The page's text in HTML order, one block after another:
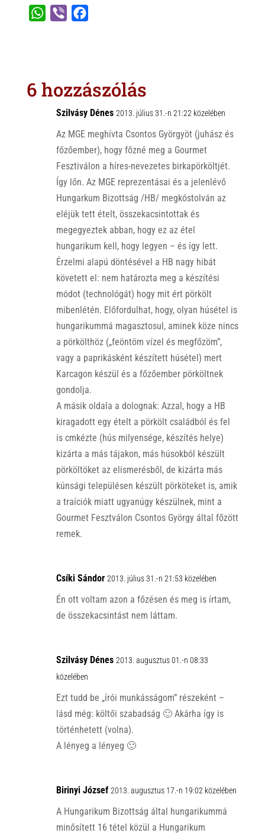
A
o
o
6 hozzászólás
Szilvásy Dénes 2013. július 31.-n 21:22 közelében
Az MGE meghívta Csontos Györgyöt (juhász és
főzőember), hogy főzné meg a Gourmet
Fesztiválon a híres-nevezetes birkapörköltjét.
Így lőn. Az MGE reprezentásai és a jelenlévő
Hungarkum Bizottság /HB/ megkóstolván az
eléjük tett ételt, összekacsintottak és
megegyeztek abban, hogy ez az étel
hungarikum kell, hogy legyen – és így lett.
Érzelmi alapú döntésével a HB nagy hibát
követett el: nem határozta meg a készítési
módot (technológát) hogy mit ért pörkölt
mibenlétén. Előfordulhat, hogy, olyan húsétel is
hungarikummá magasztosul, aminek köze nincs
a pörkölthöz („feöntöm vízel és megfőzöm”,
vagy a paprikásként készített húsétel) mert
Karcagon készül és a főzőember pörköltnek
gondolja.
A másik oldala a dolognak: Azzal, hogy a HB
kiragadott egy ételt a pörkölt családból és fel
is cmkézte (hús milyensége, készítés helye)
kizárta a más tájakon, más húsokból készült
pörköltöket az elismerésből, de kizárta más
kúnsági településen készült pörköteket is, amik
a traíciók miatt ugyanúgy készülnek, mint a
Gourmet Fesztválon Csontos György által főzött
remek.
Csíki Sándor 2013. július 31.-n 21:53 közelében
Én ott voltam azon a főzésen és meg is írtam,
de összekacsintást nem láttam.
Szilvásy Dénes 2013. augusztus 01.-n 08:33
közelében
Ezt tudd be „írói munkásságom” részeként –
lásd még: költői szabadság 🙂 Akárha így is
történhetett (volna).
A lényeg a lényeg 🙂
Birinyi József 2013. augusztus 17.-n 19:02 közelében
A Hungarikum Bizottság által hungarikummá
minősített 16 tétel közül a Hungarikum